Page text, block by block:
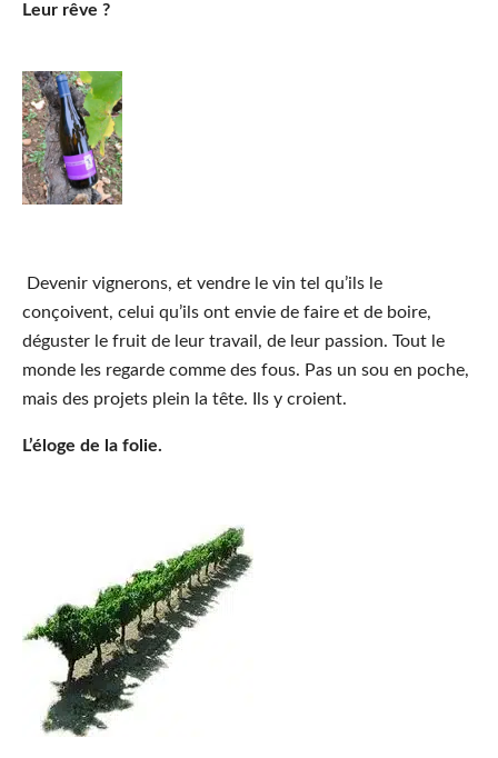
Leur rêve ?
Devenir vignerons, et vendre le vin tel qu’ils le
conçoivent, celui qu’ils ont envie de faire et de boire,
déguster le fruit de leur travail, de leur passion. Tout le
monde les regarde comme des fous. Pas un sou en poche,
mais des projets plein la tête. Ils y croient.
L’éloge de la folie.